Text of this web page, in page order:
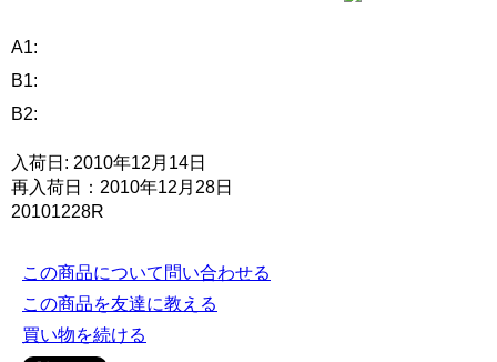
A1:
B1:
B2:
入荷日: 2010年12月14日
再入荷日：2010年12月28日
20101228R
この商品について問い合わせる
この商品を友達に教える
買い物を続ける